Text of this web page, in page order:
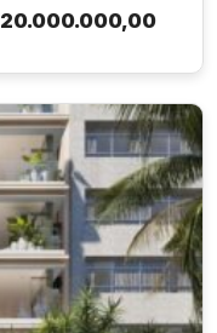
20.000.000,00